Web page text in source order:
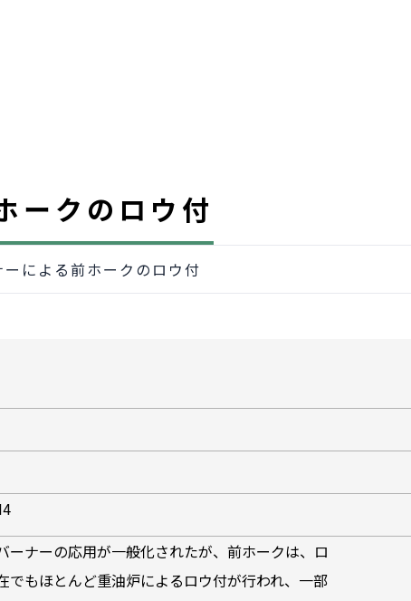
ークのロウ付
による前ホークのロウ付
ーナーの応用が一般化されたが、前ホークは、ロ
でもほとんど重油炉によるロウ付が行われ、一部